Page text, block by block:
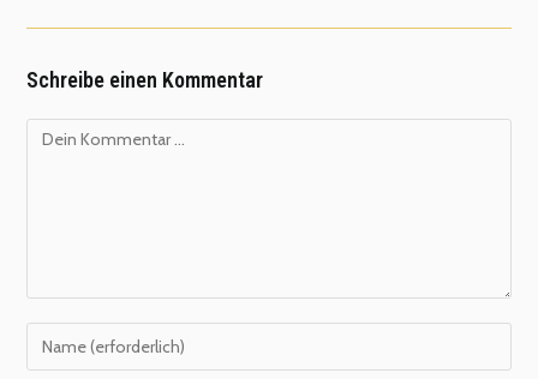
Schreibe einen Kommentar
Kommentar
Gib
deinen